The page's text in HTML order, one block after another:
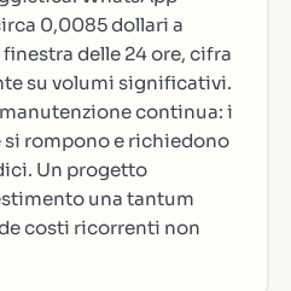
0,0085 dollari a
delle 24 ore, cifra
su volumi significativi.
continua: i
rompono e richiedono
Un progetto
una tantum
costi ricorrenti non